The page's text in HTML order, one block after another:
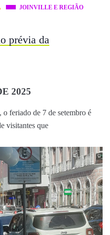
JOINVILLE E REGIÃO
prévia da
2025
o feriado de 7 de setembro é
visitantes que